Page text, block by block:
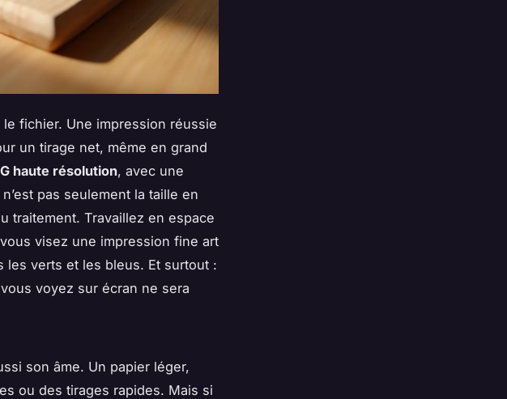
le fichier. Une impression réussie
un tirage net, même en grand
haute résolution, avec une
pas seulement la taille en
traitement. Travaillez en espace
visez une impression fine art
les verts et les bleus. Et surtout :
voyez sur écran ne sera
son âme. Un papier léger,
ou des tirages rapides. Mais si